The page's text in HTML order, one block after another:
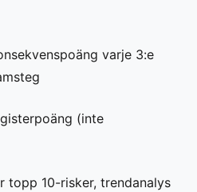
varje 3:e
(inte
topp 10-risker, trendanalys